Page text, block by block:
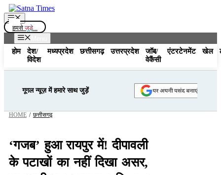
Skip
to
content
Menu
हमसे जुड़े...
होम
देश/
विदेश
मध्यप्रदेश छत्तीसगढ़ उत्तरप्रदेश
जॉब/
वेकैंसी
एंटरटेनमेंट खेल
गूगल न्यूज़ में हमारे साथ जुड़ें
HOME / छत्तीसगढ़
‘गजब’ हुआ रायपुर में! दीपावली
के पटाखों का नहीं दिखा असर,